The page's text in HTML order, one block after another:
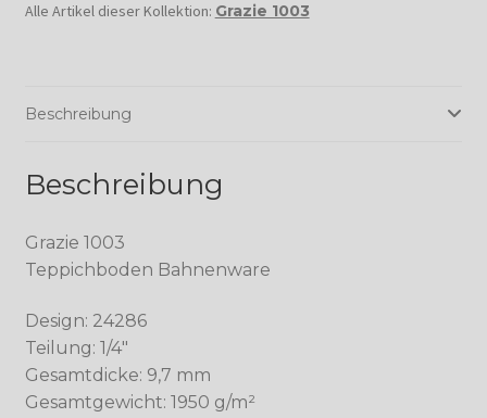
Alle Artikel dieser Kollektion: Grazie 1003
Beschreibung
Beschreibung
Grazie 1003
Teppichboden Bahnenware
Design: 24286
Teilung: 1/4″
Gesamtdicke: 9,7 mm
Gesamtgewicht: 1950 g/m²